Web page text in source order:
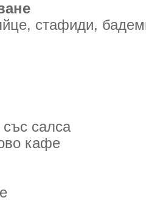
стафиди,
салса
кафе